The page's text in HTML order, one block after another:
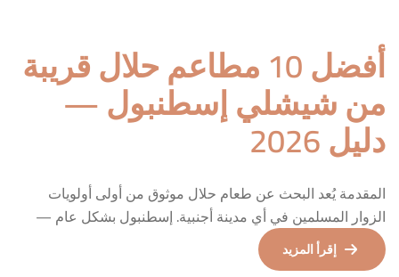
أفضل 10 مطاعم حلال قريبة
من شيشلي إسطنبول —
دليل 2026
المقدمة يُعد البحث عن طعام حلال موثوق من أولى أولويات
الزوار المسلمين في أي مدينة أجنبية. إسطنبول بشكل عام —
وشيشلي بشكل خاص — تتيح هذا بسهولة كبيرة. هذا الدليل يأخذك
لأفضل 10 خيارات حلال في المنطقة. لماذا شيشلي هي الأفضل
إقرأ المزيد